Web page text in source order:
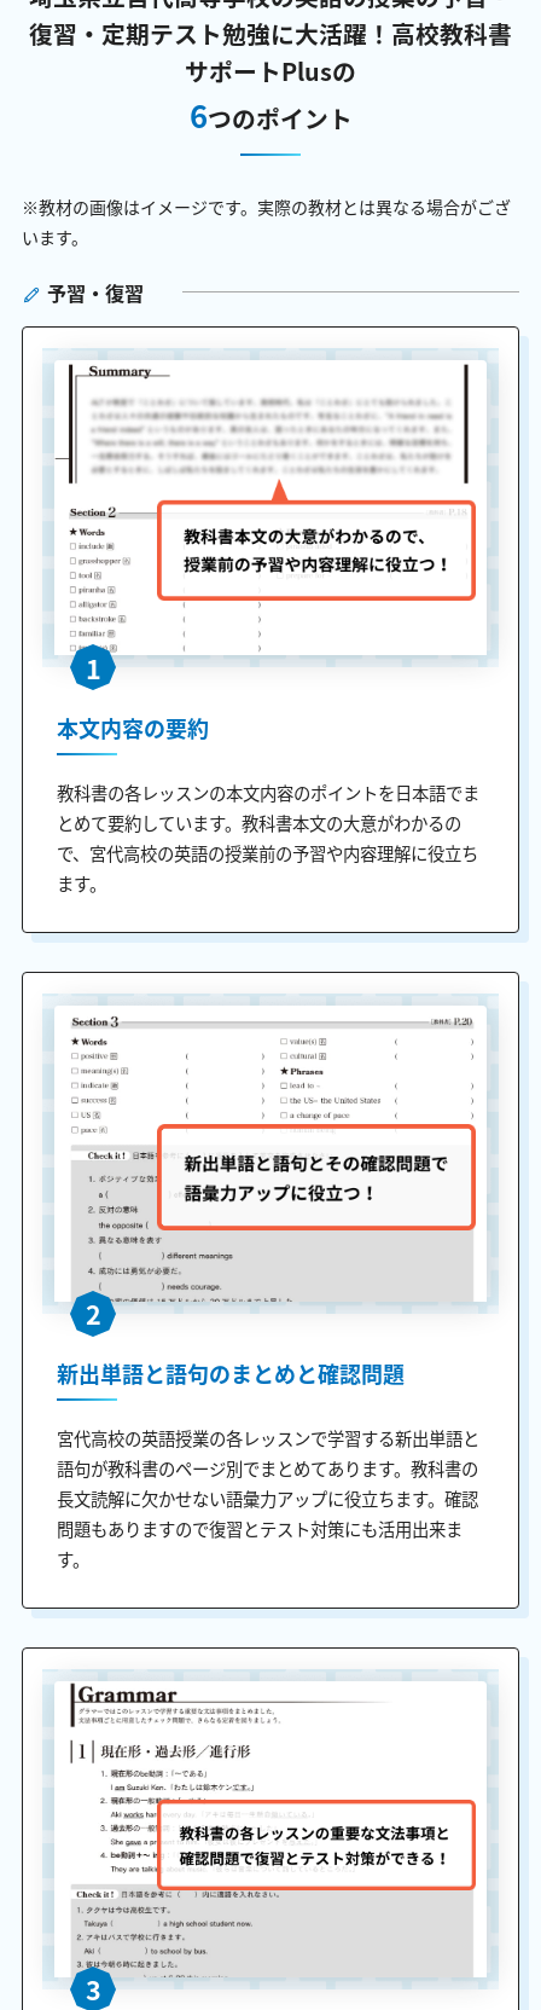
復習・定期テスト勉強に大活躍！ 高校教科書
サポートPlusの
6つのポイント
※教材の画像はイメージです。実際の教材とは異なる場合がござ
います。
予習・復習
1
本文内容の要約
教科書の各レッスンの本文内容のポイントを日本語でま
とめて要約しています。教科書本文の大意がわかるの
で、宮代高校の英語の授業前の予習や内容理解に役立ち
ます。
2
新出単語と語句のまとめと確認問題
宮代高校の英語授業の各レッスンで学習する新出単語と
語句が教科書のページ別でまとめてあります。教科書の
長文読解に欠かせない語彙力アップに役立ちます。確認
問題もありますので復習とテスト対策にも活用出来ま
す。
3